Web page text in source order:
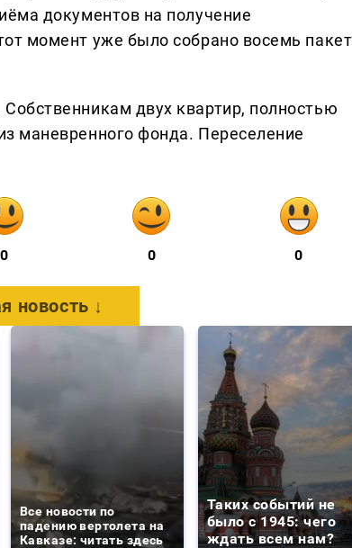
документов на получение
момент уже было собрано восемь
двух квартир, полностью
маневренного фонда. Переселение
0 0 0
новость ↓
Все новости по
падению вертолета на
Кавказе: читать здесь
Таких событий не
было с 1945: чего
ждать всем нам?